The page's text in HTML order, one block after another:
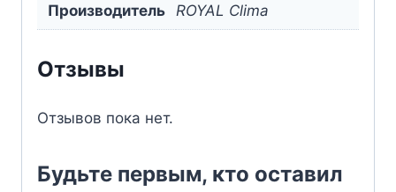
Производитель ROYAL Clima
Отзывы
Отзывов пока нет.
Будьте первым, кто оставил